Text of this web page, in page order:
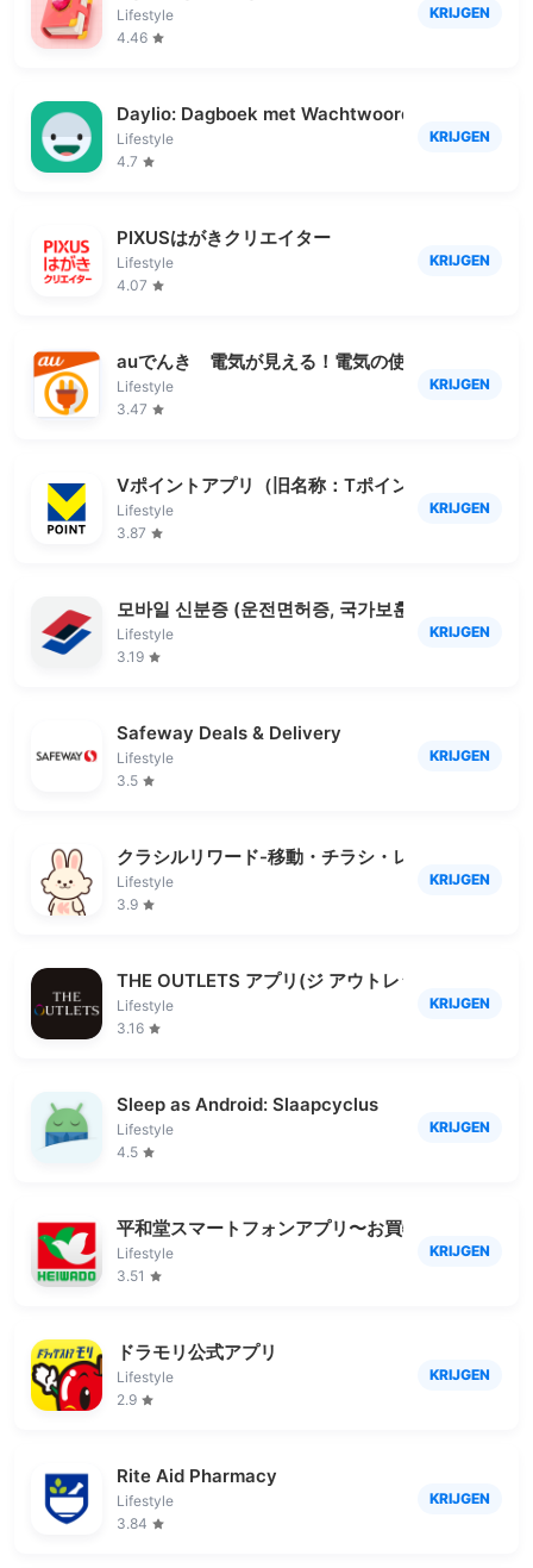
Lifestyle
4.46
KRIJGEN
Daylio: Dagboek met Wachtwoord
Lifestyle
4.7
KRIJGEN
PIXUSはがきクリエイター
Lifestyle
4.07
KRIJGEN
auでんき 電気が見える！電気の使いすぎもお知
Lifestyle
3.47
KRIJGEN
Vポイントアプリ（旧名称：Tポイントアプリ）
Lifestyle
3.87
KRIJGEN
모바일 신분증 (운전면허증, 국가보훈등록증)
Lifestyle
3.19
KRIJGEN
Safeway Deals & Delivery
Lifestyle
3.5
KRIJGEN
クラシルリワード-移動・チラシ・レシートでポイ
Lifestyle
3.9
KRIJGEN
THE OUTLETS アプリ(ジ アウトレット アプリ)
Lifestyle
3.16
KRIJGEN
Sleep as Android: Slaapcyclus
Lifestyle
4.5
KRIJGEN
平和堂スマートフォンアプリ〜お買物をおトクに便
Lifestyle
3.51
KRIJGEN
ドラモリ公式アプリ
Lifestyle
2.9
KRIJGEN
Rite Aid Pharmacy
Lifestyle
3.84
KRIJGEN